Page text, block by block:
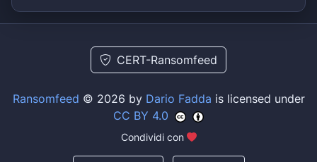
CERT-Ransomfeed
Ransomfeed © 2026 by Dario Fadda is licensed under
CC BY 4.0
Condividi con